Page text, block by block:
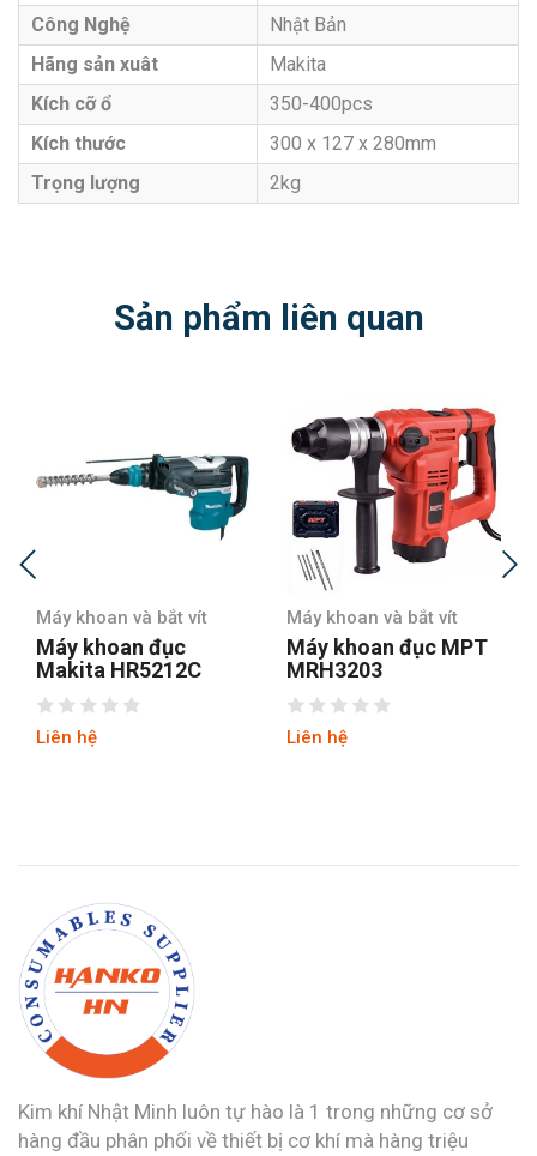
Công Nghệ
Nhật Bản
Hãng sản xuât
Makita
Kích cỡ ổ
350-400pcs
Kích thước
300 x 127 x 280mm
Trọng lượng
2kg
Sản phẩm liên quan
Máy khoan và bắt vít
Máy khoan đục
Makita HR5212C
Liên hệ
Máy khoan và bắt vít
Máy khoan đục MPT
MRH3203
Liên hệ
Kim khí Nhật Minh luôn tự hào là 1 trong những cơ sở
hàng đầu phân phối về thiết bị cơ khí mà hàng triệu